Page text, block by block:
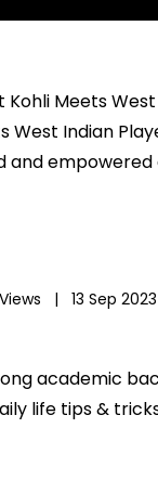
Meets
West Indian
empowered
| 13 Sep 2023
academic
life tips &